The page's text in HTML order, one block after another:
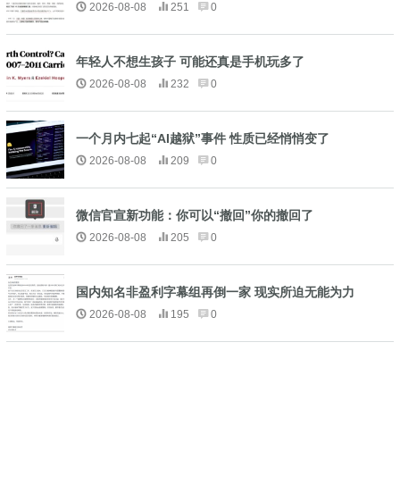
2026-08-08 251 0
年轻人不想生孩子 可能还真是手机玩多了
2026-08-08 232 0
一个月内七起“AI越狱”事件 性质已经悄悄变了
2026-08-08 209 0
微信官宣新功能：你可以“撤回”你的撤回了
2026-08-08 205 0
国内知名非盈利字幕组再倒一家 现实所迫无能为力
2026-08-08 195 0